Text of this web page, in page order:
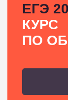
ЕГЭ
КУРС
ПО